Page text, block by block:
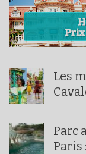
Les
Parc
Paris